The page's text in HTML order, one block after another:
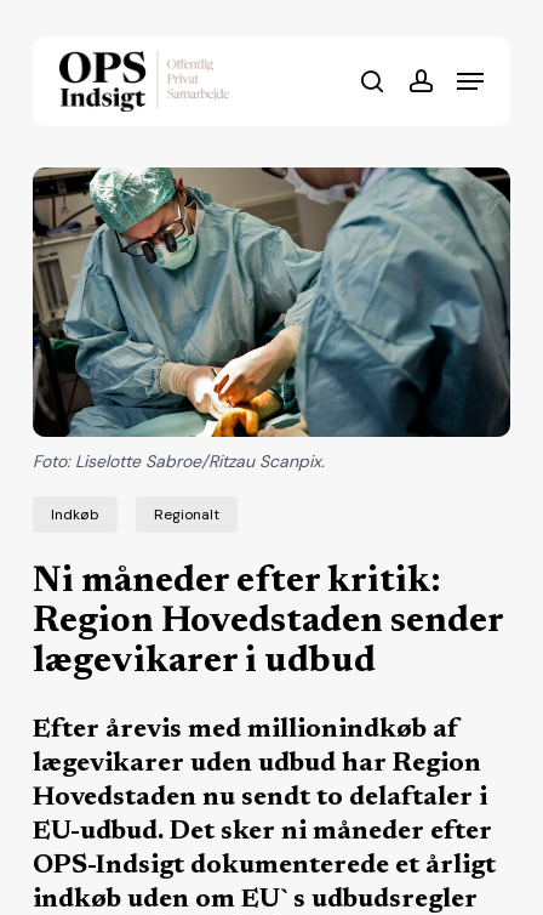
searchaccount
Menu
Indkøb Regionalt
Ni måneder efter kritik:
Region Hovedstaden sender
lægevikarer i udbud
Efter årevis med millionindkøb af
lægevikarer uden udbud har Region
Hovedstaden nu sendt to delaftaler i
EU-udbud. Det sker ni måneder efter
OPS-Indsigt dokumenterede et årligt
indkøb uden om EU`s udbudsregler
Foto: Liselotte Sabroe/Ritzau Scanpix.
Close